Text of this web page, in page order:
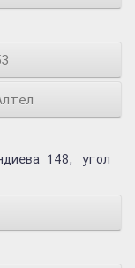
148, угол